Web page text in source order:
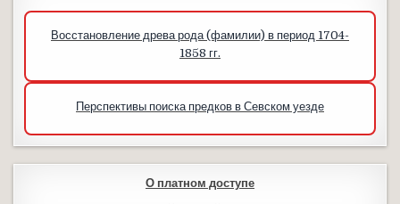
Восстановление древа рода (фамилии) в период 1704-
1858 гг.
Перспективы поиска предков в Севском уезде
О платном доступе